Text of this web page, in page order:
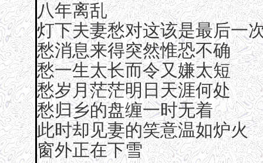
八年离乱
灯下夫妻愁对这该是最后一
愁消息来得突然惟恐不确
愁一生太长而令又嫌太短
愁岁月茫茫明日天涯何处
愁归乡的盘缠一时无着
此时却见妻的笑意温如炉火
窗外正在下雪